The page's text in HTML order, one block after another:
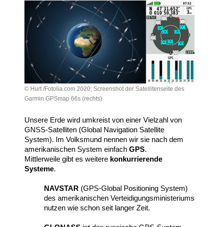
© Hurt /Fotolia.com 2020; Screenshot der Satellitenseite des
Garmin GPSmap 66s (rechts)
Unsere Erde wird umkreist von einer Vielzahl von
GNSS-Satelliten (Global Navigation Satellite
System). Im Volksmund nennen wir sie nach dem
amerikanischen System einfach GPS.
Mittlerweile gibt es weitere konkurrierende
Systeme.
NAVSTAR (GPS-Global Positioning System)
des amerikanischen Verteidigungsministeriums
nutzen wie schon seit langer Zeit.